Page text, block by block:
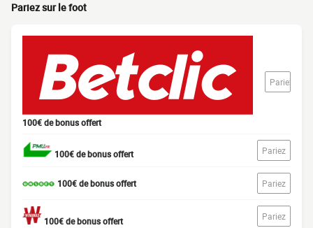
Pariez sur le foot
100€ de bonus offert
Pariez
100€ de bonus offert Pariez
100€ de bonus offert Pariez
100€ de bonus offert Pariez